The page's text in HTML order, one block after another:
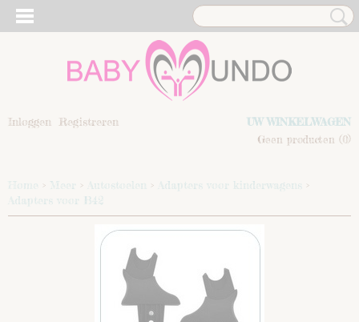
Inloggen Registreren
UW WINKELWAGEN
Geen producten (0)
Home > Meer > Autostoelen > Adapters voor kinderwagens >
Adapters voor B42